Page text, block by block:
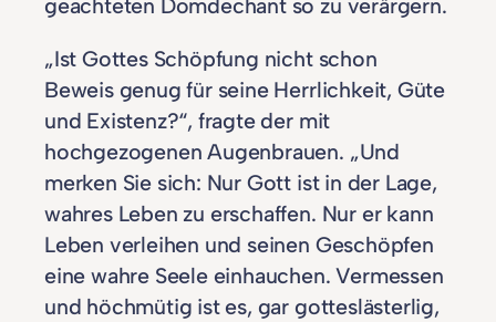
geachteten Domdechant so zu verärgern.
„Ist Gottes Schöpfung nicht schon
Beweis genug für seine Herrlichkeit, Güte
und Existenz?“, fragte der mit
hochgezogenen Augenbrauen. „Und
merken Sie sich: Nur Gott ist in der Lage,
wahres Leben zu erschaffen. Nur er kann
Leben verleihen und seinen Geschöpfen
eine wahre Seele einhauchen. Vermessen
und höchmütig ist es, gar gotteslästerlig,